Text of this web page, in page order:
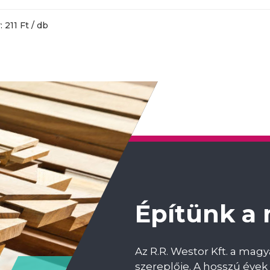
211 Ft / db
Építünk a
Az R.R. Westor Kft. a
szereplője. A hosszú